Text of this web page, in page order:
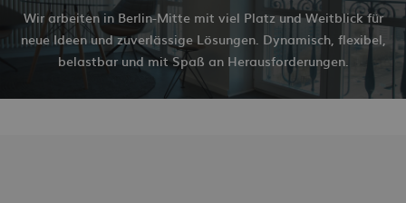
Wir arbeiten in Berlin-Mitte mit viel Platz und Weitblick für
neue Ideen und zuverlässige Lösungen. Dynamisch, flexibel,
belastbar und mit Spaß an Herausforderungen.